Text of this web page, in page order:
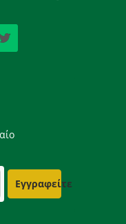
Εγγραφείτε